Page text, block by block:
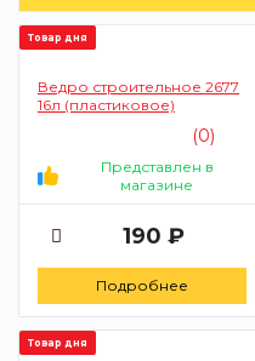
Товар дня
Ведро строительное 2677
16л (пластиковое)
(0)
Представлен в
магазине
190 ₽
Подробнее
Товар дня